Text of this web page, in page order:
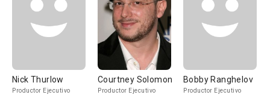
Nick Thurlow
Productor Ejecutivo
Courtney Solomon
Productor Ejecutivo
Bobby Ranghelov
Productor Ejecutivo